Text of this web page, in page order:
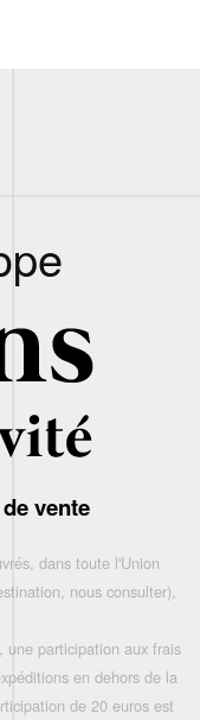
vente
dans toute l'Union
nous consulter),
une participation aux frais
en dehors de la
de 20 euros est